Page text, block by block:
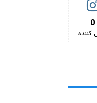
0
کننده‌